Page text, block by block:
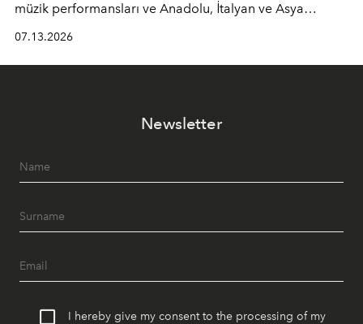
müzik performansları ve Anadolu, İtalyan ve Asya
devam ediyor.
07.13.2026
Newsletter
I hereby give my consent to the processing of my